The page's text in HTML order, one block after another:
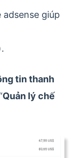
giúp
tin thanh
Quản lý chế